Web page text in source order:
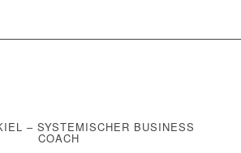
– SYSTEMISCHER BUSINESS
COACH